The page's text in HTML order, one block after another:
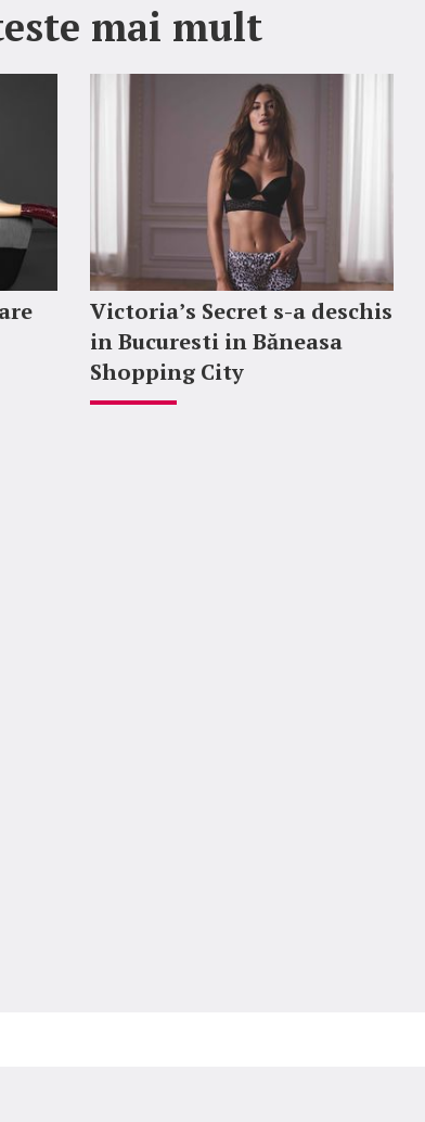
mai mult
Victoria’s Secret s-a deschis
in Bucuresti in Băneasa
Shopping City